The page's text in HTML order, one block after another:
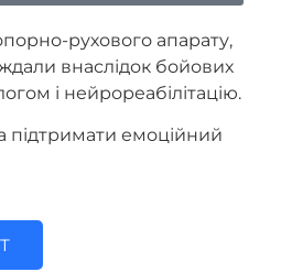
рухового апарату,
внаслідок бойових
і нейрореабілітацію.
підтримати емоційний